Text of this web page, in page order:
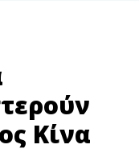
Κίνα